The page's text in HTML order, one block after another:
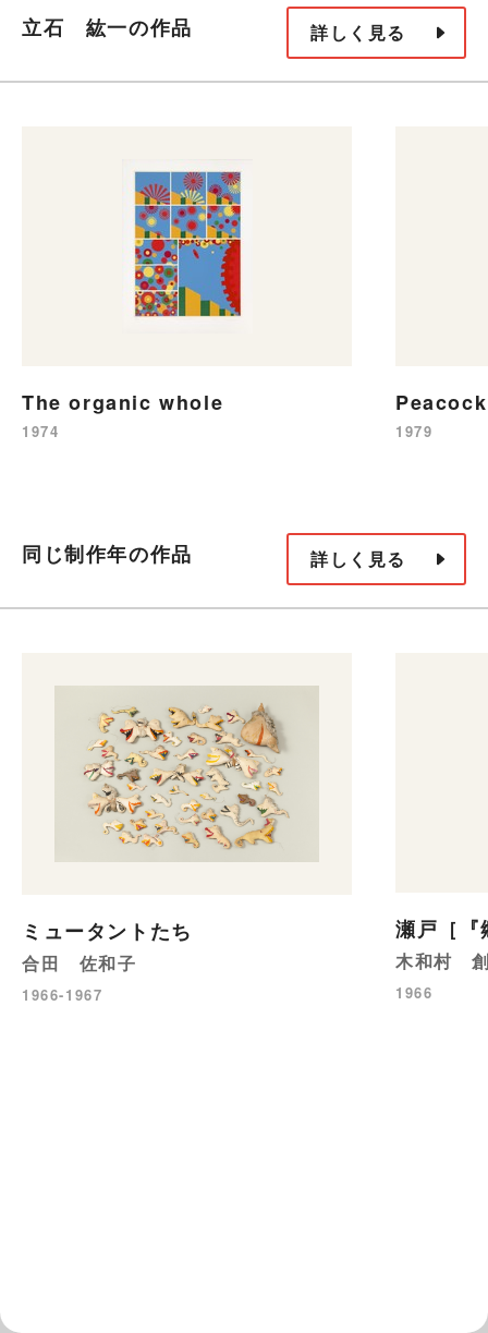
立石 紘一の作品 詳しく見る
The organic whole
1974 1979
同じ制作年の作品 詳しく見る
ミュータントたち
合田 佐和子
1966-1967
瀬戸［『
木和村
1966